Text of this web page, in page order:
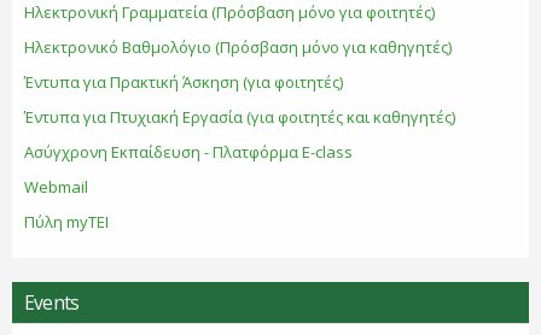
Ηλεκτρονική Γραμματεία (Πρόσβαση μόνο για φοιτητές)
Ηλεκτρονικό Βαθμολόγιο (Πρόσβαση μόνο για καθηγητές)
Έντυπα για Πρακτική Άσκηση (για φοιτητές)
Έντυπα για Πτυχιακή Εργασία (για φοιτητές και καθηγητές)
Ασύγχρονη Εκπαίδευση - Πλατφόρμα E-class
Webmail
Πύλη myTEI
Events